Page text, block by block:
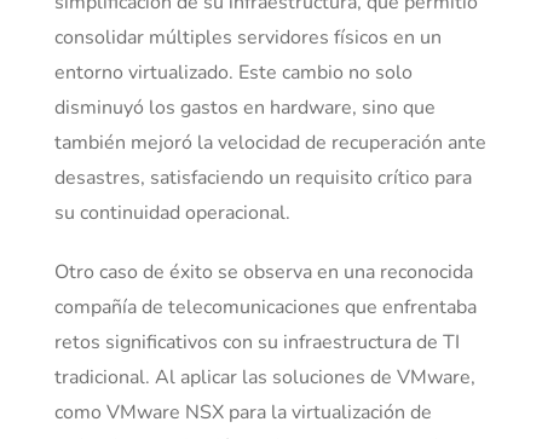
consolidar múltiples servidores físicos en un
entorno virtualizado. Este cambio no solo
disminuyó los gastos en hardware, sino que
también mejoró la velocidad de recuperación ante
desastres, satisfaciendo un requisito crítico para
su continuidad operacional.
Otro caso de éxito se observa en una reconocida
compañía de telecomunicaciones que enfrentaba
retos significativos con su infraestructura de TI
tradicional. Al aplicar las soluciones de VMware,
como VMware NSX para la virtualización de